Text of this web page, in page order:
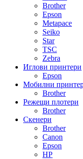
Brother
Epson
Metapace
Seiko
Star
TSC
Zebra
Иглови принтери
Epson
Мобилни
Brother
Режещи плотери
Brother
Скенери
Brother
Canon
Epson
HP